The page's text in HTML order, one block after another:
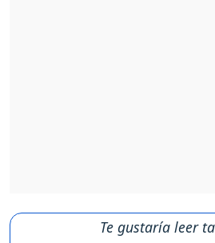
Te gustaría leer